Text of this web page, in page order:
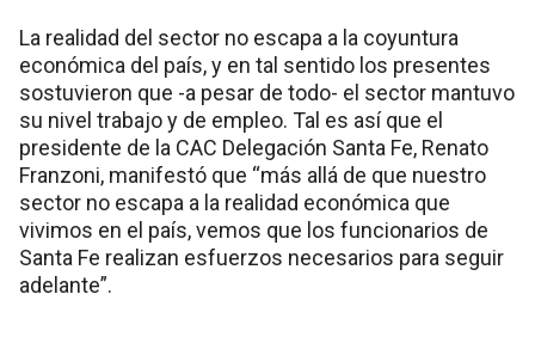
La realidad del sector no escapa a la coyuntura
económica del país, y en tal sentido los presentes
sostuvieron que -a pesar de todo- el sector mantuvo
su nivel trabajo y de empleo. Tal es así que el
presidente de la CAC Delegación Santa Fe, Renato
Franzoni, manifestó que “más allá de que nuestro
sector no escapa a la realidad económica que
vivimos en el país, vemos que los funcionarios de
Santa Fe realizan esfuerzos necesarios para seguir
adelante”.